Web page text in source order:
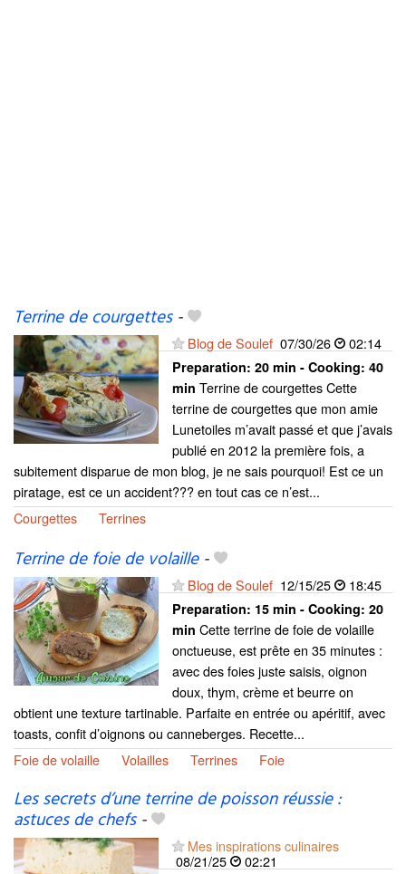
Terrine de courgettes-
Blog de Soulef 07/30/26 02:14
Preparation: 20 min - Cooking: 40
min Terrine de courgettes Cette
terrine de courgettes que mon amie
Lunetoiles m’avait passé et que j’avais
publié en 2012 la première fois, a
subitement disparue de mon blog, je ne sais pourquoi! Est ce un
piratage, est ce un accident??? en tout cas ce n’est...
Courgettes
Terrines
Terrine de foie de volaille-
Blog de Soulef 12/15/25 18:45
Preparation: 15 min - Cooking: 20
min Cette terrine de foie de volaille
onctueuse, est prête en 35 minutes :
avec des foies juste saisis, oignon
doux, thym, crème et beurre on
obtient une texture tartinable. Parfaite en entrée ou apéritif, avec
toasts, confit d’oignons ou canneberges. Recette...
Foie de volaille
Volailles Terrines Foie
Les secrets d’une terrine de poisson réussie :
astuces de chefs-
Mes inspirations culinaires
08/21/25
02:21